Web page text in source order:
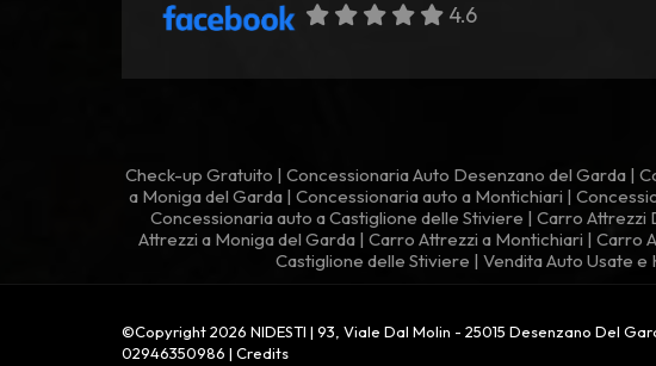
4.6
Check-up Gratuito | Concessionaria Auto Desenzano del Garda|
a Moniga del Garda| Concessionaria auto a Montichiari |
Concessionaria auto a Castiglione delle Stiviere | Carro Attrezzi
Attrezzi a Moniga del Garda | Carro Attrezzi a Montichiari | Carro
Castiglione delle Stiviere | Vendita Auto Usate e
©Copyright 2026 NIDESTI | 93, Viale Dal Molin - 25015 Desenzano Del
02946350986 | Credits